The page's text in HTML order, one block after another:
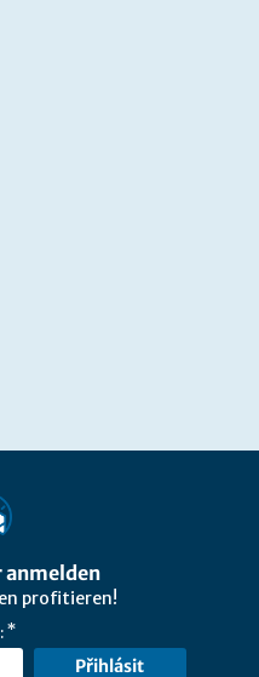
anmelden
profitieren!
Přihlásit